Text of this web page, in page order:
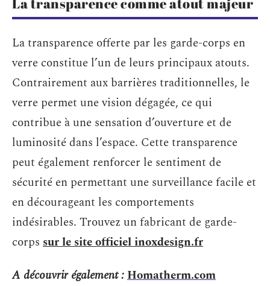
La transparence offerte par les garde-corps en
verre constitue l’un de leurs principaux atouts.
Contrairement aux barrières traditionnelles, le
verre permet une vision dégagée, ce qui
contribue à une sensation d’ouverture et de
luminosité dans l’espace. Cette transparence
peut également renforcer le sentiment de
sécurité en permettant une surveillance facile et
en décourageant les comportements
indésirables. Trouvez un fabricant de garde-
corps sur le site officiel inoxdesign.fr
A découvrir également :Homatherm.com